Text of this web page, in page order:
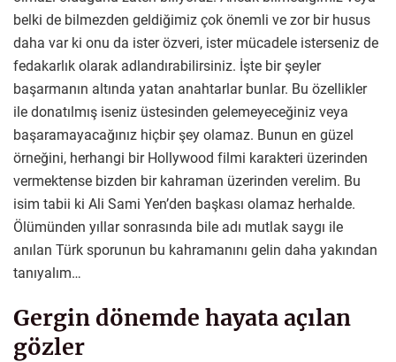
belki de bilmezden geldiğimiz çok önemli ve zor bir husus
daha var ki onu da ister özveri, ister mücadele isterseniz de
fedakarlık olarak adlandırabilirsiniz. İşte bir şeyler
başarmanın altında yatan anahtarlar bunlar. Bu özellikler
ile donatılmış iseniz üstesinden gelemeyeceğiniz veya
başaramayacağınız hiçbir şey olamaz. Bunun en güzel
örneğini, herhangi bir Hollywood filmi karakteri üzerinden
vermektense bizden bir kahraman üzerinden verelim. Bu
isim tabii ki Ali Sami Yen’den başkası olamaz herhalde.
Ölümünden yıllar sonrasında bile adı mutlak saygı ile
anılan Türk sporunun bu kahramanını gelin daha yakından
tanıyalım…
Gergin dönemde hayata açılan
gözler